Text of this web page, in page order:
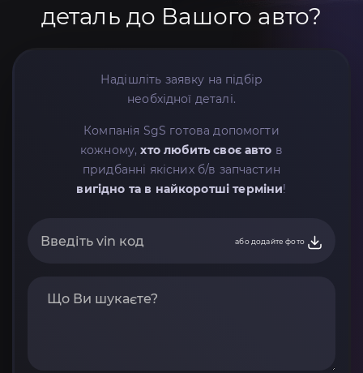
деталь до Вашого авто?
Надішліть заявку на підбір
необхідної деталі.
Компанія SgS готова допомогти
кожному,хто любить своє авто в
придбанні якісних б/в запчастин
вигідно та в найкоротші терміни!
або додайте фото